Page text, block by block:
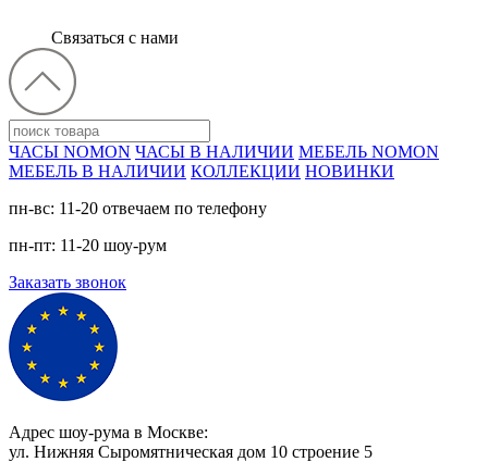
Связаться с нами
ЧАСЫ NOMON ЧАСЫ В НАЛИЧИИ МЕБЕЛЬ NOMON
МЕБЕЛЬ В НАЛИЧИИ КОЛЛЕКЦИИ НОВИНКИ
пн-вс: 11-20 отвечаем по телефону
пн-пт: 11-20 шоу-рум
Заказать звонок
Адрес шоу-рума в Москве:
ул. Нижняя Сыромятническая дом 10 cтроение 5